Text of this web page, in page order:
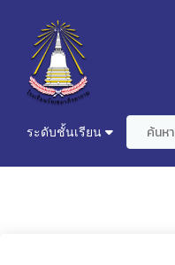
ระดับชั้นเรียน